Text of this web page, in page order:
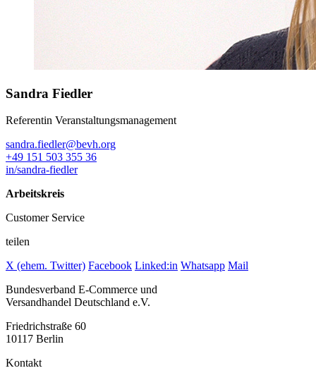
Sandra Fiedler
Referentin Veranstaltungsmanagement
sandra.fiedler@bevh.org
+49 151 503 355 36
in/sandra-fiedler
Arbeitskreis
Customer Service
teilen
X (ehem. Twitter) Facebook Linked:in Whatsapp Mail
Bundesverband E-Commerce und
Versandhandel Deutschland e.V.
Friedrichstraße 60
10117 Berlin
Kontakt